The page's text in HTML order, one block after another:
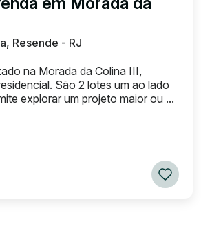
Resende - RJ
na Morada da Colina III,
São 2 lotes um ao lado
explorar um projeto maior ou ...